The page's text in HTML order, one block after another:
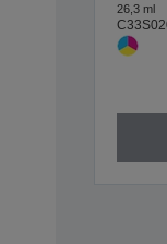
26,3 ml